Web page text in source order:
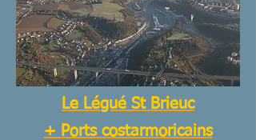
Le Légué St Brieuc
+ Ports costarmoricains